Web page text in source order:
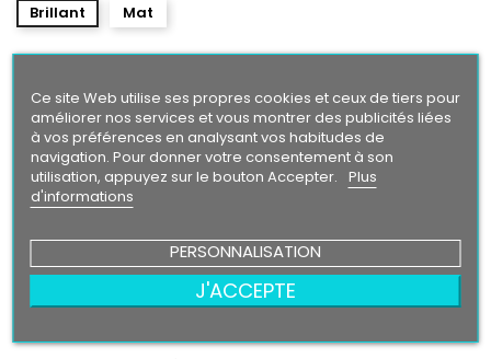
Brillant
Mat
9,90 €
Ce site Web utilise ses propres cookies et ceux de tiers pour
améliorer nos services et vous montrer des publicités liées
à vos préférences en analysant vos habitudes de
navigation. Pour donner votre consentement à son
utilisation, appuyez sur le bouton Accepter. Plus
d'informations
PERSONNALISATION
J'ACCEPTE